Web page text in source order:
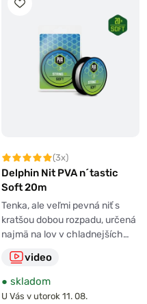
(3x)
Delphin Nit PVA n´tastic
Soft 20m
Tenka, ale veľmi pevná niť s
kratšou dobou rozpadu, určená
najmä na lov v chladnejších…
video
● skladom
U Vás v utorok 11. 08.